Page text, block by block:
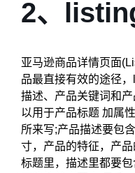
2、
亚马逊商品详情页面
品最直接有效的途径
描述、产品关键词和
以用于产品标题 加属
所来写;产品描述要包
寸，产品的特征，产
标题里，描述里都要